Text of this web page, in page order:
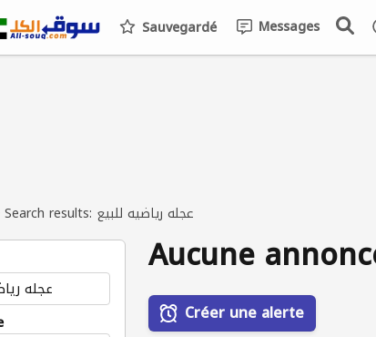
Messages
Sauvegardé
Search results: عجله رياضيه للبيع
Aucune
Créer une alerte